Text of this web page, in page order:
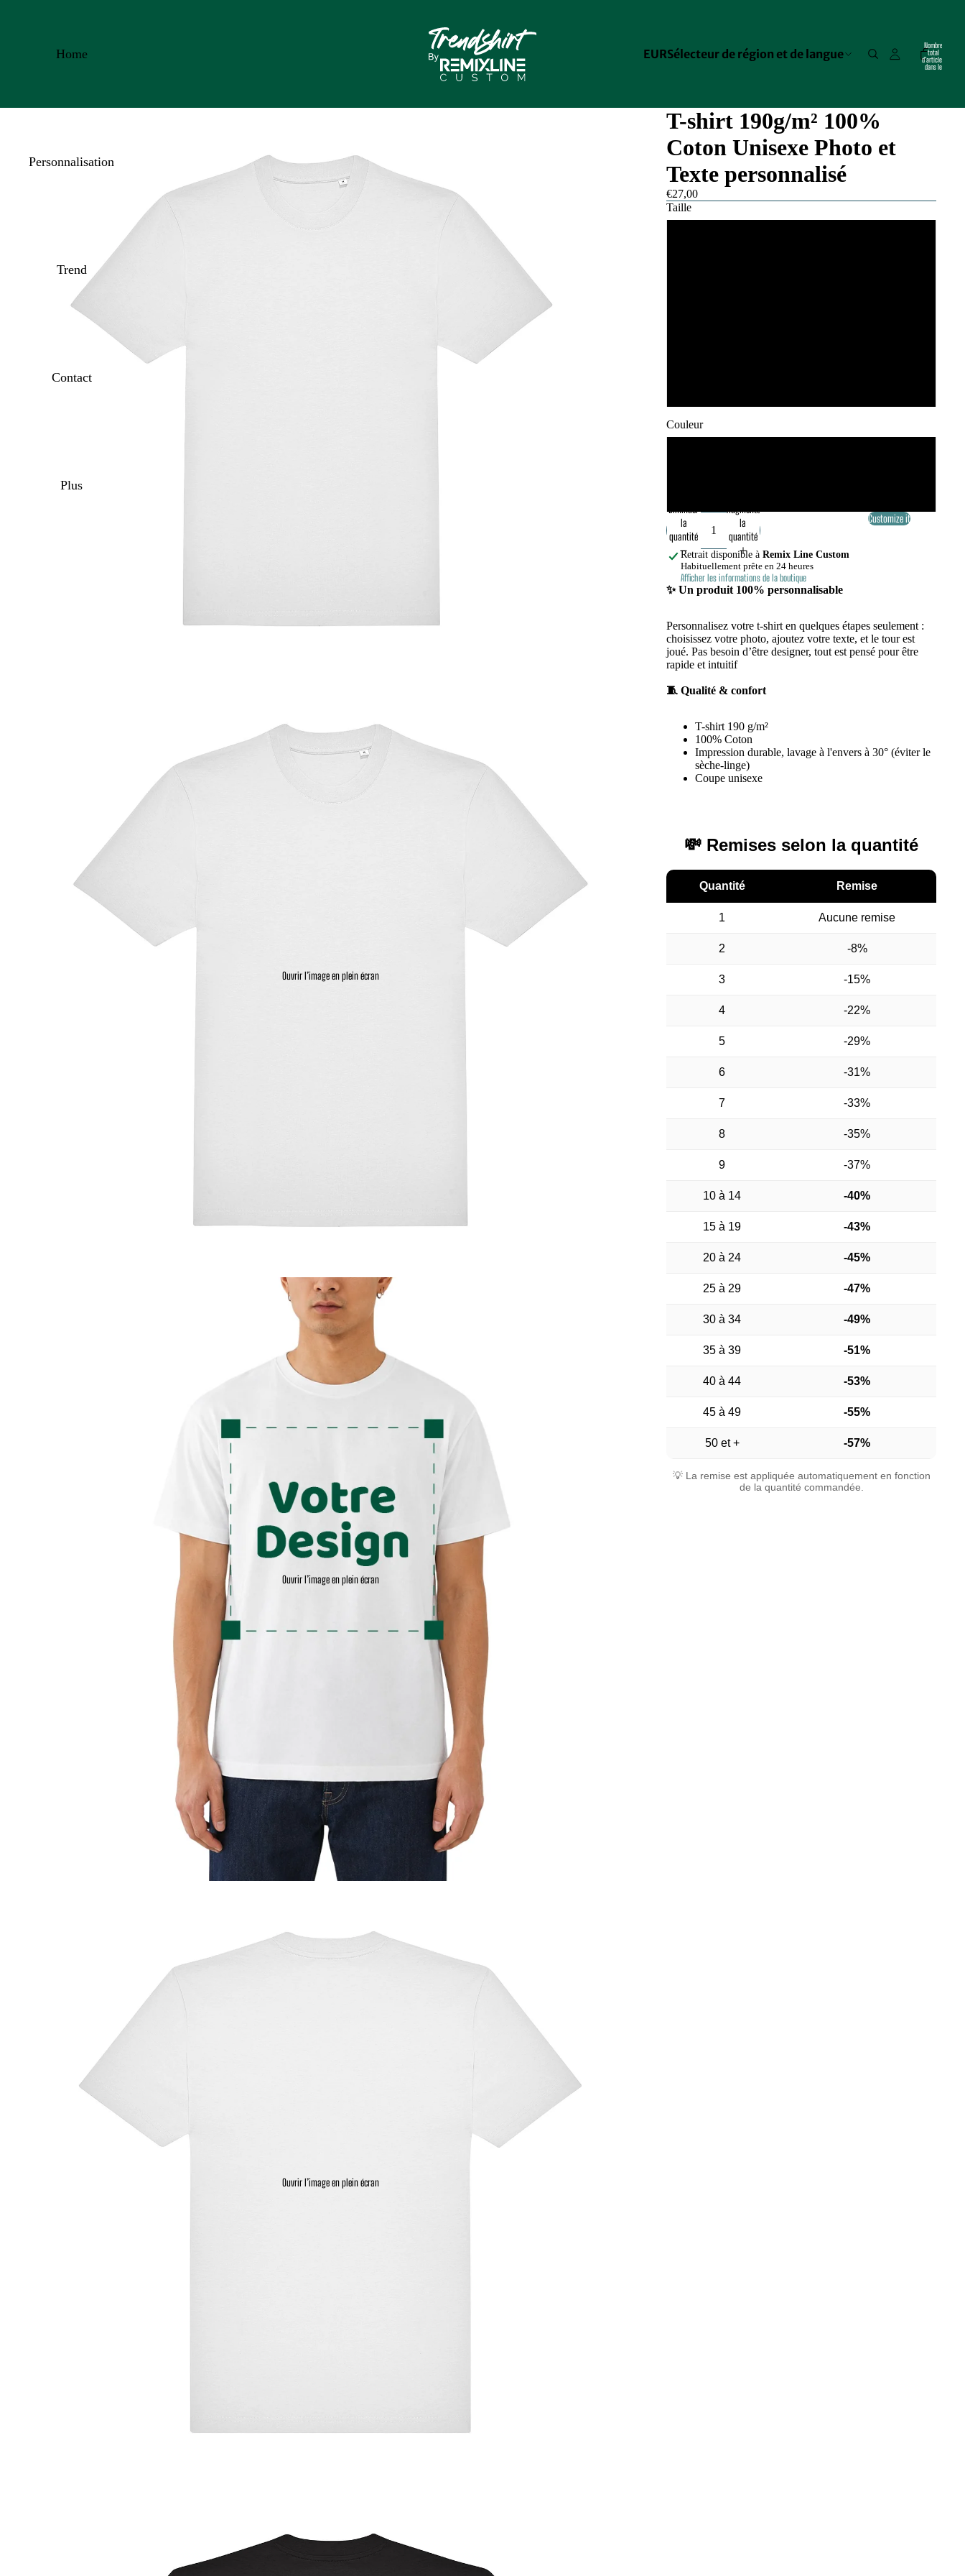
Home
Personnalisation
Trend
Contact
Plus
EURSélecteur de région et de langue
Nombre
total
d’articles
dans le
Ouvrir l’image en plein écran
Ouvrir l’image en plein écran
Ouvrir l’image en plein écran
T-shirt 190g/m² 100%
Coton Unisexe Photo et
Texte personnalisé
€27,00
Taille
Couleur
Diminuer
la
quantité
Augmenter
la
quantité
Customize it
Retrait disponible à Remix Line Custom
Habituellement prête en 24 heures
Afficher les informations de la boutique
✨ Un produit 100% personnalisable
Personnalisez votre t-shirt en quelques étapes seulement :
choisissez votre photo, ajoutez votre texte, et le tour est
joué. Pas besoin d’être designer, tout est pensé pour être
rapide et intuitif
🧵 Qualité & confort
T-shirt 190 g/m²
100% Coton
Impression durable, lavage à l'envers à 30° (éviter le
sèche-linge)
Coupe unisexe
💸 Remises selon la quantité
Quantité Remise
1 Aucune remise
2 -8%
3 -15%
4 -22%
5 -29%
6 -31%
7 -33%
8 -35%
9 -37%
10 à 14 -40%
15 à 19 -43%
20 à 24 -45%
25 à 29 -47%
30 à 34 -49%
35 à 39 -51%
40 à 44 -53%
45 à 49 -55%
50 et + -57%
💡 La remise est appliquée automatiquement en fonction
de la quantité commandée.